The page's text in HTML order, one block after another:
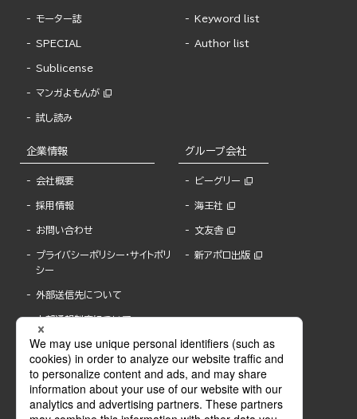
モーター誌
SPECIAL
Sublicense
マンガよもんが
試し読み
Keyword list
Author list
企業情報
会社概要
採用情報
お問い合わせ
プライバシーポリシー・サイトポリ
シー
外部送信先について
内部通報制度について
グループ会社
ビーグリー
海王社
文友舎
新アポロ出版